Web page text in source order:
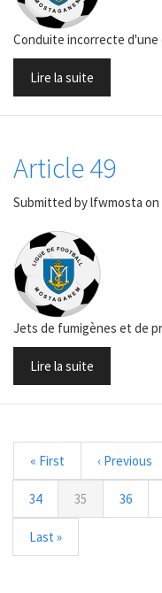
Conduite incorrecte d'une
Lire la suite
Article 49
Submitted bylfwmosta on
Jets de fumigènes et de
Lire la suite
Pagination
Première
page
« First
Page
précédente
‹ Previous
Page
34
Page
courante
35 Page
36
Dernière
page
Last »